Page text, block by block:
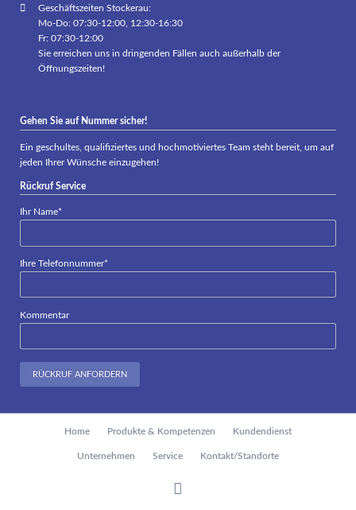
Geschäftszeiten Stockerau:
Mo-Do: 07:30-12:00, 12:30-16:30
Fr: 07:30-12:00
Sie erreichen uns in dringenden Fällen auch außerhalb der
Öffnungszeiten!
Gehen Sie auf Nummer sicher!
Ein geschultes, qualifiziertes und hochmotiviertes Team steht bereit, um auf
jeden Ihrer Wünsche einzugehen!
Rückruf Service
Pflichtfeld
Ihr Name*
Pflichtfeld
Ihre Telefonnummer*
Kommentar
RÜCKRUF ANFORDERN
Home Produkte & Kompetenzen Kundendienst
Unternehmen Service Kontakt/Standorte